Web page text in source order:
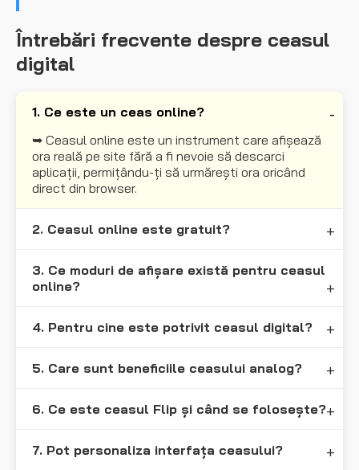
Întrebări frecvente despre ceasul
digital
1. Ce este un ceas online?
➥ Ceasul online este un instrument care afișează
ora reală pe site fără a fi nevoie să descarci
aplicații, permițându-ți să urmărești ora oricând
direct din browser.
2. Ceasul online este gratuit?
3. Ce moduri de afișare există pentru ceasul
online?
4. Pentru cine este potrivit ceasul digital?
5. Care sunt beneficiile ceasului analog?
6. Ce este ceasul Flip și când se folosește?
7. Pot personaliza interfața ceasului?